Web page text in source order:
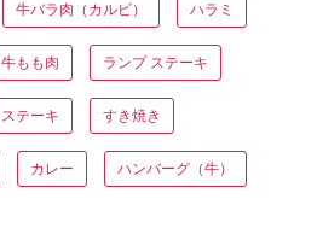
牛バラ肉（カルビ） ハラミ
牛もも肉 ランプ ステーキ
ステーキ すき焼き
カレー ハンバーグ（牛）